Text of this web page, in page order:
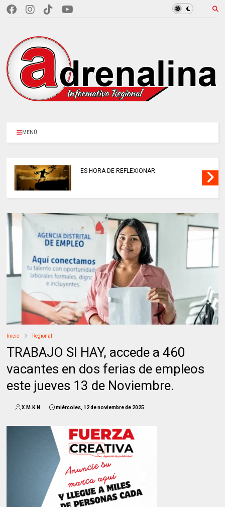
MENÚ
ES HORA DE REFLEXIONAR
Inicio Regional
TRABAJO SI HAY, accede a 460
vacantes en dos ferias de empleos
este jueves 13 de Noviembre.
X.M.K.N miércoles, 12 de noviembre de 2025